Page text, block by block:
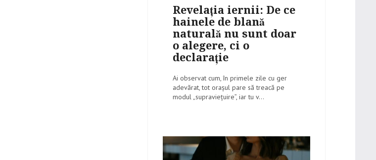
Revelația iernii: De ce
hainele de blană
naturală nu sunt doar
o alegere, ci o
declarație
Ai observat cum, în primele zile cu ger
adevărat, tot orașul pare să treacă pe
modul „supraviețuire”, iar tu v...